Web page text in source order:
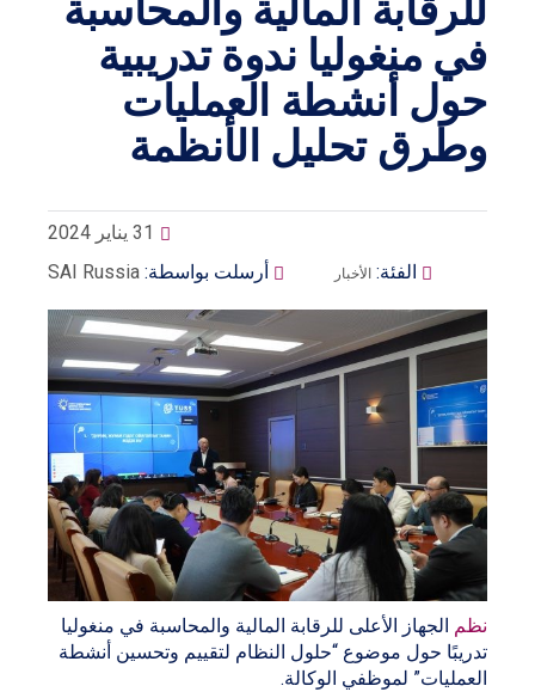
للرقابة المالية والمحاسبة
في منغوليا ندوة تدريبية
حول أنشطة العمليات
وطرق تحليل الأنظمة
31 يناير 2024
أرسلت بواسطة: SAI Russia الفئة: الأخبار
نظم الجهاز الأعلى للرقابة المالية والمحاسبة في منغوليا
تدريبًا حول موضوع “حلول النظام لتقييم وتحسين أنشطة
العمليات” لموظفي الوكالة.